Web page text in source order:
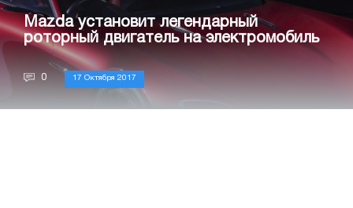
Mazda установит легендарный
роторный двигатель на электромобиль
0 17 Октября 2017